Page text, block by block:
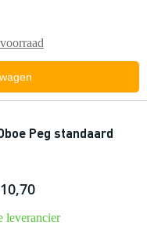
Peg standaard
leverancier